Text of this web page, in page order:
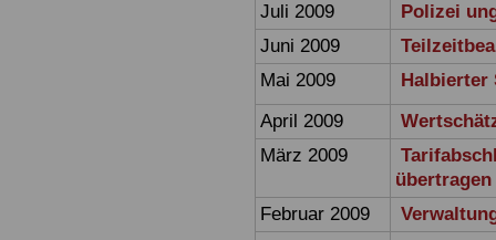
Juli 2009
Polizei
Juni 2009
Mai 2009
Halbierter
April 2009
März 2009
übertragen
Februar 2009